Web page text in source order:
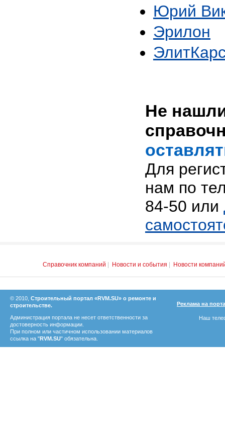
Юрий
Эрилон
Не
Для
нам по
84-50 или
Справочник компаний Новости и события Новости
© 2010, Строительный портал «RVM.SU» о ремонте и
строительстве.
Администрация портала не несет ответственности за
достоверность информации.
При полном или частичном использовании материалов
ссылка на "RVM.SU" обязательна.
Реклама на
Наш